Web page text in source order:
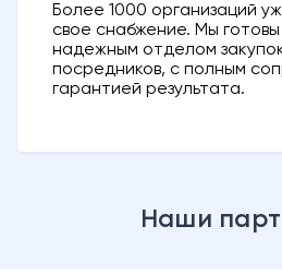
Более 1000 организаций
свое снабжение. Мы
надежным отделом
посредников, с полным
гарантией результата.
Наши